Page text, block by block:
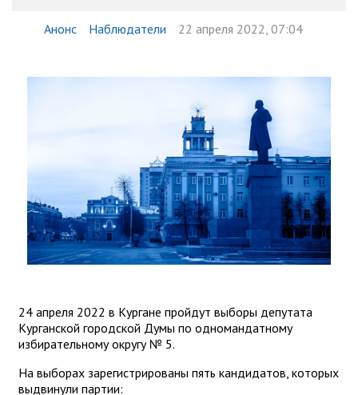
Анонс Наблюдатели 22 апреля 2022, 07:04
24 апреля 2022 в Кургане пройдут выборы депутата
Курганской городской Думы по одномандатному
избирательному округу № 5.
На выборах зарегистрированы пять кандидатов, которых
выдвинули партии: